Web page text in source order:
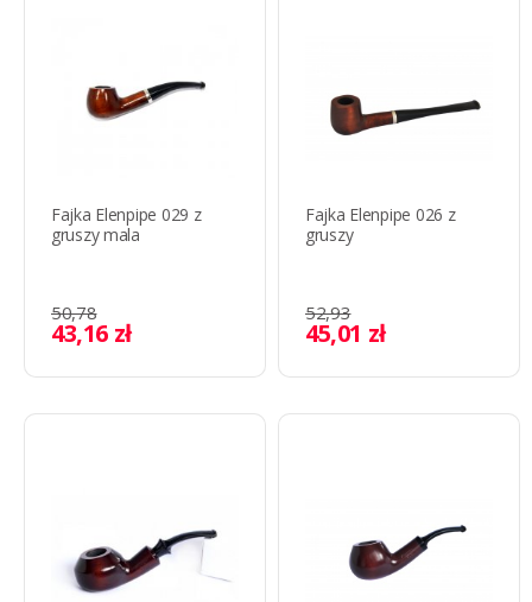
Fajka Elenpipe 029 z
gruszy mala
50,78
43,16 zł
Fajka Elenpipe 026 z
gruszy
52,93
45,01 zł